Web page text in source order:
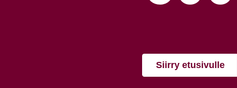
Siirry etusivulle